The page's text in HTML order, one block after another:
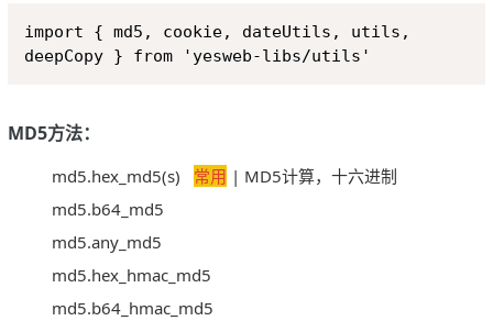
import { md5, cookie, dateUtils, utils,
deepCopy } from 'yesweb-libs/utils'
MD5方法：
md5.hex_md5(s) 常用 | MD5计算，十六进制
md5.b64_md5
md5.any_md5
md5.hex_hmac_md5
md5.b64_hmac_md5